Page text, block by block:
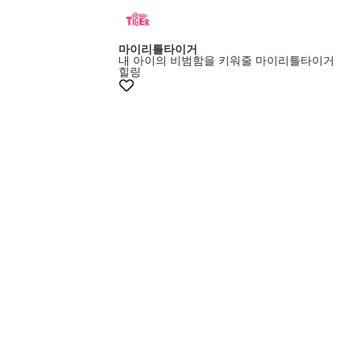
멤버스20%쿠폰
마이리틀타이거
내 아이의 비범함을 키워줄 마이리틀타이거
힐링